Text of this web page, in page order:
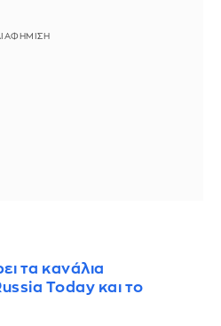
τα κανάλια
Today και το